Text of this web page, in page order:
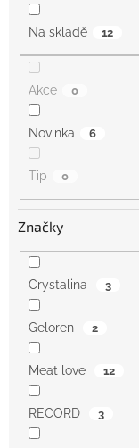
Na skladě 12
Akce 0
Novinka 6
Tip 0
Značky
Crystalina 3
Geloren 2
Meat love 12
RECORD 3